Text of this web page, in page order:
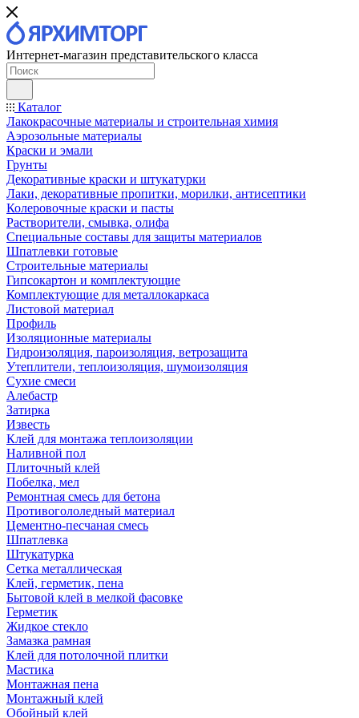
Интернет-магазин представительского класса
Каталог
Лакокрасочные материалы и строительная химия
Аэрозольные материалы
Краски и эмали
Грунты
Декоративные краски и штукатурки
Лаки, декоративные пропитки, морилки, антисептики
Колеровочные краски и пасты
Растворители, смывка, олифа
Специальные составы для защиты материалов
Шпатлевки готовые
Строительные материалы
Гипсокартон и комплектующие
Комплектующие для металлокаркаса
Листовой материал
Профиль
Изоляционные материалы
Гидроизоляция, пароизоляция, ветрозащита
Утеплители, теплоизоляция, шумоизоляция
Сухие смеси
Алебастр
Затирка
Известь
Клей для монтажа теплоизоляции
Наливной пол
Плиточный клей
Побелка, мел
Ремонтная смесь для бетона
Противогололедный материал
Цементно-песчаная смесь
Шпатлевка
Штукатурка
Сетка металлическая
Клей, герметик, пена
Бытовой клей в мелкой фасовке
Герметик
Жидкое стекло
Замазка рамная
Клей для потолочной плитки
Мастика
Монтажная пена
Монтажный клей
Обойный клей